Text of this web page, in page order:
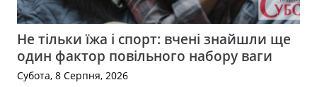
Не тільки їжа і спорт: вчені знайшли ще
один фактор повільного набору ваги
Субота, 8 Серпня, 2026